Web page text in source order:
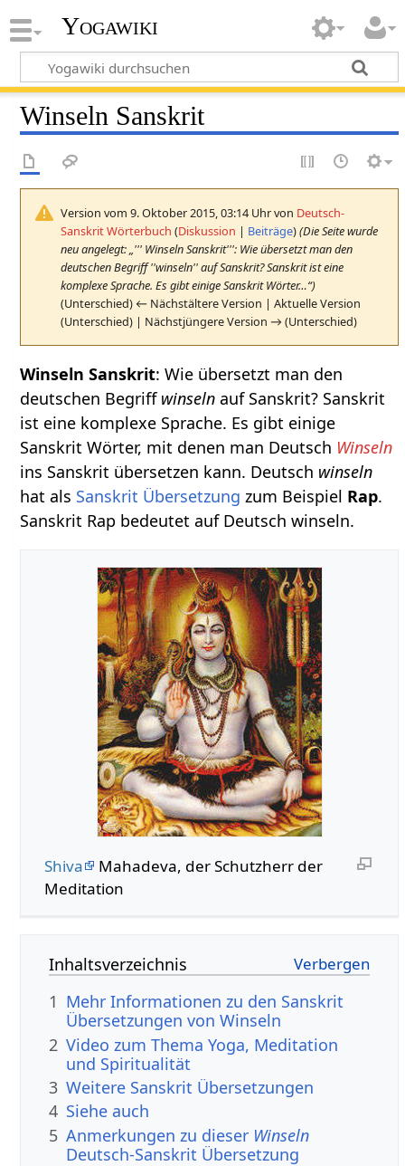
Yogawiki
Winseln Sanskrit
Version vom 9. Oktober 2015, 03:14 Uhr von Deutsch-
Sanskrit Wörterbuch (Diskussion | Beiträge)(Die Seite wurde
neu angelegt: „''' Winseln Sanskrit''': Wie übersetzt man den
deutschen Begriff ''winseln'' auf Sanskrit? Sanskrit ist eine
komplexe Sprache. Es gibt einige Sanskrit Wörter…“)
(Unterschied) ← Nächstältere Version | Aktuelle Version
(Unterschied) | Nächstjüngere Version → (Unterschied)
Winseln Sanskrit: Wie übersetzt man den
deutschen Begriff winseln auf Sanskrit? Sanskrit
ist eine komplexe Sprache. Es gibt einige
Sanskrit Wörter, mit denen man Deutsch Winseln
ins Sanskrit übersetzen kann. Deutsch winseln
hat als Sanskrit Übersetzung zum Beispiel Rap.
Sanskrit Rap bedeutet auf Deutsch winseln.
Shiva
Mahadeva, der Schutzherr der
Meditation
Inhaltsverzeichnis
1 Mehr Informationen zu den Sanskrit
Übersetzungen von Winseln
2 Video zum Thema Yoga, Meditation
und Spiritualität
3 Weitere Sanskrit Übersetzungen
4 Siehe auch
5 Anmerkungen zu dieser Winseln
Deutsch-Sanskrit Übersetzung